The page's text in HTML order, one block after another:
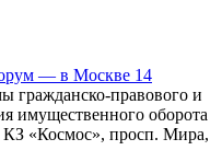
— в Москве 14
гражданско-правового и
имущественного оборота
КЗ «Космос», просп. Мира,